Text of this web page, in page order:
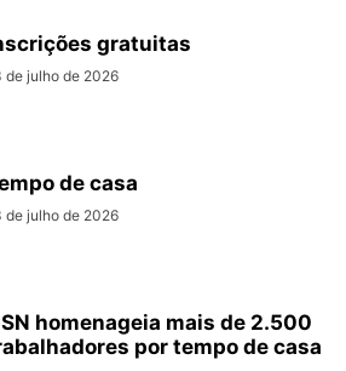
gratuitas
de julho de 2026
de casa
de julho de 2026
homenageia mais de 2.500
por tempo de casa